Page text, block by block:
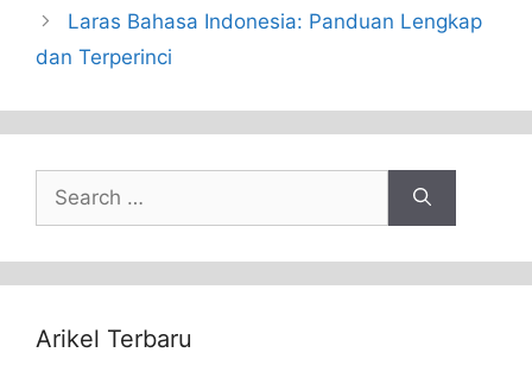
Laras Bahasa Indonesia: Panduan Lengkap
dan Terperinci
Search
for:
Arikel Terbaru